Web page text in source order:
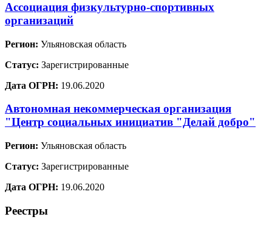
Ассоциация физкультурно-спортивных
организаций
Регион: Ульяновская область
Статус: Зарегистрированные
Дата ОГРН: 19.06.2020
Автономная некоммерческая организация
"Центр социальных инициатив "Делай добро"
Регион: Ульяновская область
Статус: Зарегистрированные
Дата ОГРН: 19.06.2020
Реестры